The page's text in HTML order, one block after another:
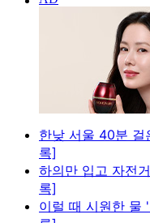
한낮 서울 40분 걸
록]
하의만 입고 자전
록]
이럴 때 시원한 물